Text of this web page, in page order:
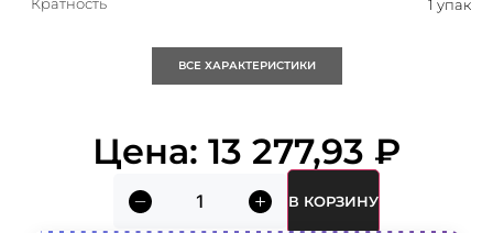
1 упак
Тип бокового профиля
Вид/ марка материала
ВСЕ ХАРАКТЕРИСТИКИ
Цена: 13 277,93 ₽
В КОРЗИНУ